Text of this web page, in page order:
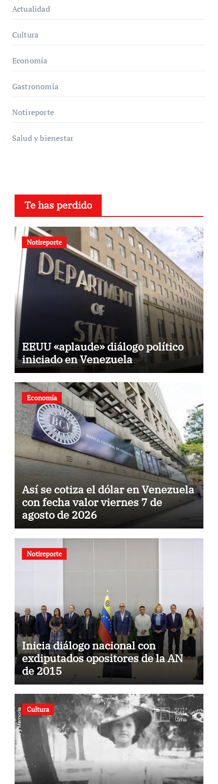
Actualidad
Cultura
Economía
Gastronomía
Notireporte
Salud y bienestar
Te has perdido
Notireporte
EEUU «aplaude» diálogo político
iniciado en Venezuela
Economía
Así se cotiza el dólar en Venezuela
con fecha valor viernes 7 de
agosto de 2026
Notireporte
Inicia diálogo nacional con
exdiputados opositores de la AN
de 2015
Cultura